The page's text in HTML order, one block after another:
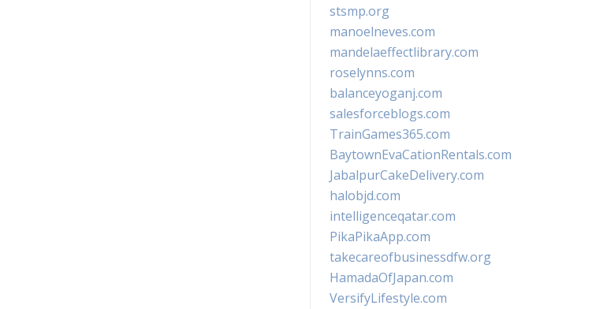
stsmp.org
manoelneves.com
mandelaeffectlibrary.com
roselynns.com
balanceyoganj.com
salesforceblogs.com
TrainGames365.com
BaytownEvaCationRentals.com
JabalpurCakeDelivery.com
halobjd.com
intelligenceqatar.com
PikaPikaApp.com
takecareofbusinessdfw.org
HamadaOfJapan.com
VersifyLifestyle.com